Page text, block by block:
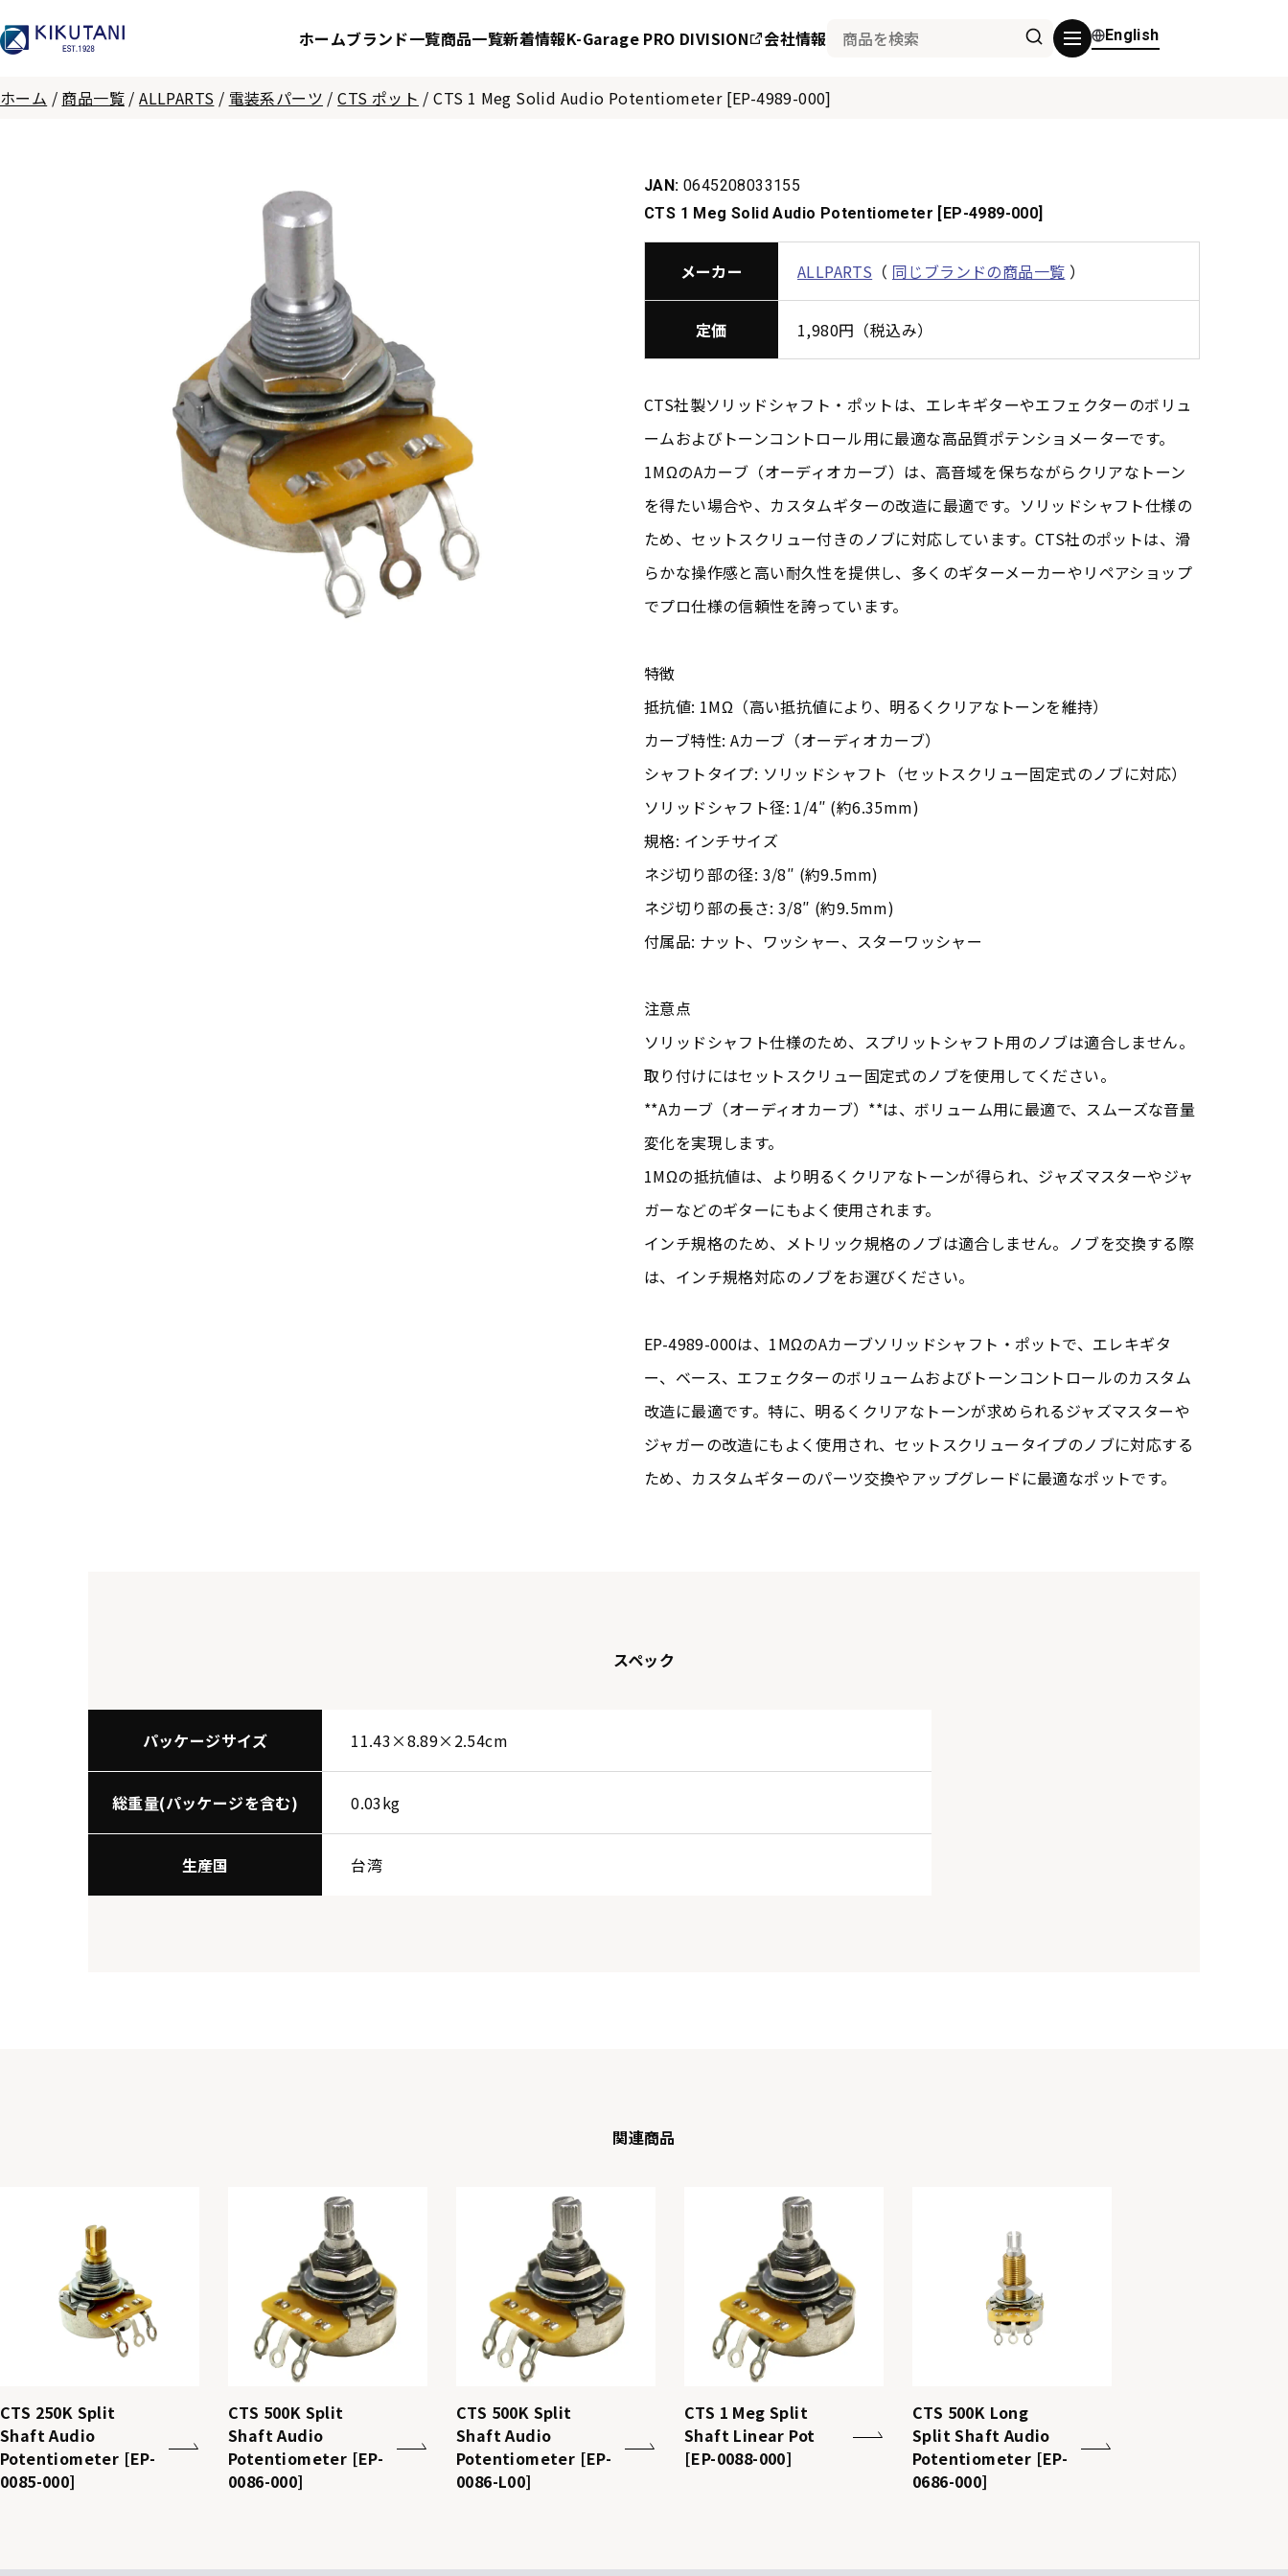
ホームブランド一覧商品一覧新着情報K-Garage PRO DIVISION 会社情報 English
ホーム / 商品一覧 /ALLPARTS / 電装系パーツ /CTS ポット /CTS 1 Meg Solid Audio Potentiometer [EP-4989-000]
JAN: 0645208033155
CTS 1 Meg Solid Audio Potentiometer [EP-4989-000]
メーカー ALLPARTS （ 同じブランドの商品一覧 ）
定価 1,980円（税込み）
CTS社製ソリッドシャフト・ポットは、エレキギターやエフェクターのボリュ
ームおよびトーンコントロール用に最適な高品質ポテンショメーターです。
1MΩのAカーブ（オーディオカーブ）は、高音域を保ちながらクリアなトーン
を得たい場合や、カスタムギターの改造に最適です。ソリッドシャフト仕様の
ため、セットスクリュー付きのノブに対応しています。CTS社のポットは、滑
らかな操作感と高い耐久性を提供し、多くのギターメーカーやリペアショップ
でプロ仕様の信頼性を誇っています。
特徴
抵抗値: 1MΩ（高い抵抗値により、明るくクリアなトーンを維持）
カーブ特性: Aカーブ（オーディオカーブ）
シャフトタイプ: ソリッドシャフト（セットスクリュー固定式のノブに対応）
ソリッドシャフト径: 1/4″ (約6.35mm)
規格: インチサイズ
ネジ切り部の径: 3/8″ (約9.5mm)
ネジ切り部の長さ: 3/8″ (約9.5mm)
付属品: ナット、ワッシャー、スターワッシャー
注意点
ソリッドシャフト仕様のため、スプリットシャフト用のノブは適合しません。
取り付けにはセットスクリュー固定式のノブを使用してください。
**Aカーブ（オーディオカーブ）**は、ボリューム用に最適で、スムーズな音量
変化を実現します。
1MΩの抵抗値は、より明るくクリアなトーンが得られ、ジャズマスターやジャ
ガーなどのギターにもよく使用されます。
インチ規格のため、メトリック規格のノブは適合しません。ノブを交換する際
は、インチ規格対応のノブをお選びください。
EP-4989-000は、1MΩのAカーブソリッドシャフト・ポットで、エレキギタ
ー、ベース、エフェクターのボリュームおよびトーンコントロールのカスタム
改造に最適です。特に、明るくクリアなトーンが求められるジャズマスターや
ジャガーの改造にもよく使用され、セットスクリュータイプのノブに対応する
ため、カスタムギターのパーツ交換やアップグレードに最適なポットです。
スペック
パッケージサイズ 11.43×8.89×2.54cm
総重量(パッケージを含む) 0.03kg
生産国 台湾
関連商品
CTS 250K Split
Shaft Audio
Potentiometer [EP-
0085-000]
CTS 500K Split
Shaft Audio
Potentiometer [EP-
0086-000]
CTS 500K Split
Shaft Audio
Potentiometer [EP-
0086-L00]
CTS 1 Meg Split
Shaft Linear Pot
[EP-0088-000]
CTS 500K Long
Split Shaft Audio
Potentiometer [EP-
0686-000]